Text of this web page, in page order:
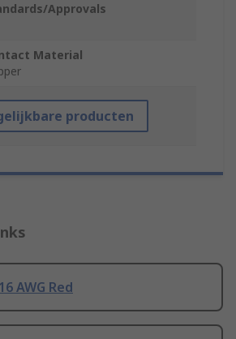
Approvals
Material
producten
AWG Red